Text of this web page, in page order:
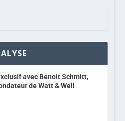
avec Benoit Schmitt,
de Watt & Well